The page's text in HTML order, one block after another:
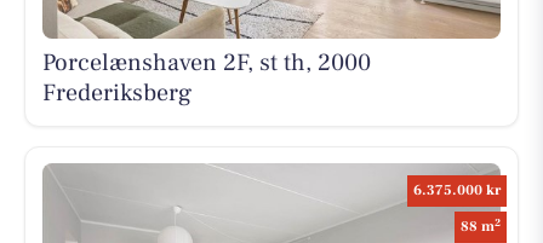
Porcelænshaven 2F, st th, 2000
Frederiksberg
6.375.000 kr
88 m2